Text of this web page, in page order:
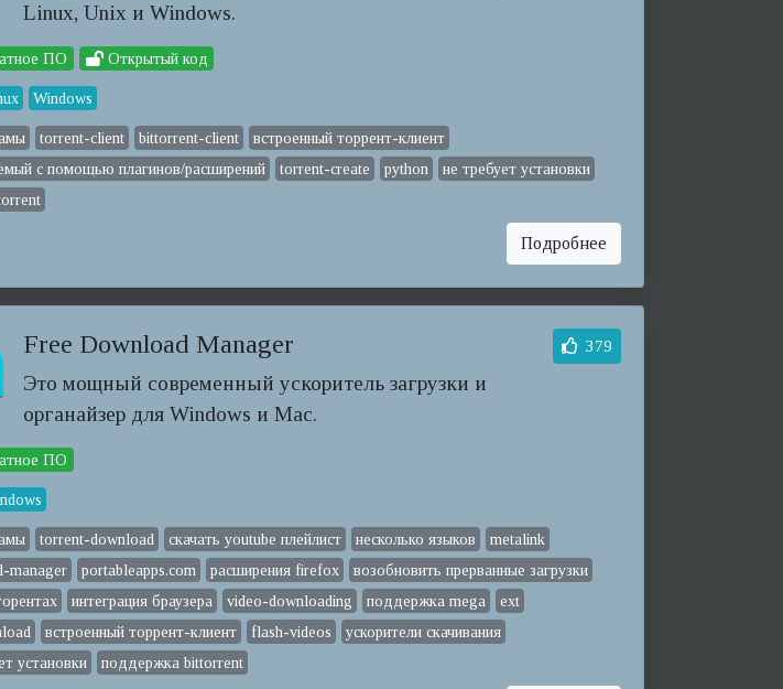
Linux, Unix и Windows.
ПО Открытый код
Windows
torrent-client bittorrent-client
встроенный торрент-клиент
с помощью плагинов/расширений
torrent-create python
не требует установки
Подробнее
Free Download Manager
Это мощный современный ускоритель загрузки и
органайзер для Windows и Mac.
379
ПО
torrent-download скачать youtube плейлист несколько языков
metalink
manager
portableapps.com расширения firefox
возобновить прерванные загрузки
интеграция браузера video-downloading поддержка mega
ext
встроенный торрент-клиент flash-videos
ускорители скачивания
установки
поддержка bittorrent